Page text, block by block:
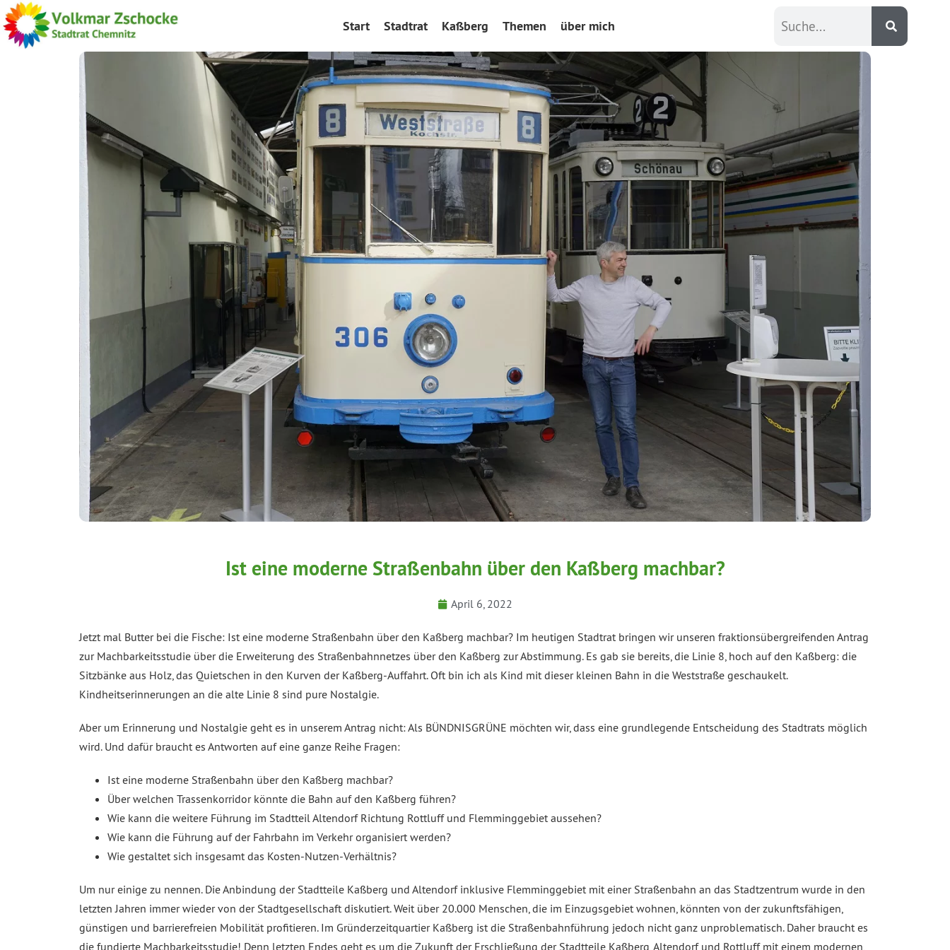
Start Stadtrat Kaßberg Themen über mich
Ist eine moderne Straßenbahn über den Kaßberg machbar?
April 6, 2022
Jetzt mal Butter bei die Fische: Ist eine moderne Straßenbahn über den Kaßberg machbar? Im heutigen Stadtrat bringen wir unseren fraktionsübergreifenden Antrag
zur Machbarkeitsstudie über die Erweiterung des Straßenbahnnetzes über den Kaßberg zur Abstimmung. Es gab sie bereits, die Linie 8, hoch auf den Kaßberg: die
Sitzbänke aus Holz, das Quietschen in den Kurven der Kaßberg-Auffahrt. Oft bin ich als Kind mit dieser kleinen Bahn in die Weststraße geschaukelt.
Kindheitserinnerungen an die alte Linie 8 sind pure Nostalgie.
Aber um Erinnerung und Nostalgie geht es in unserem Antrag nicht: Als BÜNDNISGRÜNE möchten wir, dass eine grundlegende Entscheidung des Stadtrats möglich
wird. Und dafür braucht es Antworten auf eine ganze Reihe Fragen:
Ist eine moderne Straßenbahn über den Kaßberg machbar?
Über welchen Trassenkorridor könnte die Bahn auf den Kaßberg führen?
Wie kann die weitere Führung im Stadtteil Altendorf Richtung Rottluff und Flemminggebiet aussehen?
Wie kann die Führung auf der Fahrbahn im Verkehr organisiert werden?
Wie gestaltet sich insgesamt das Kosten-Nutzen-Verhältnis?
Um nur einige zu nennen. Die Anbindung der Stadtteile Kaßberg und Altendorf inklusive Flemminggebiet mit einer Straßenbahn an das Stadtzentrum wurde in den
letzten Jahren immer wieder von der Stadtgesellschaft diskutiert. Weit über 20.000 Menschen, die im Einzugsgebiet wohnen, könnten von der zukunftsfähigen,
günstigen und barrierefreien Mobilität profitieren. Im Gründerzeitquartier Kaßberg ist die Straßenbahnführung jedoch nicht ganz unproblematisch. Daher braucht es
die fundierte Machbarkeitsstudie! Denn letzten Endes geht es um die Zukunft der Erschließung der Stadtteile Kaßberg, Altendorf und Rottluff mit einem modernen,